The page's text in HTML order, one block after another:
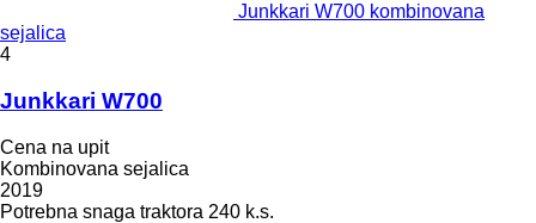
Junkkari W700 kombinovana
sejalica
4
Junkkari W700
Cena na upit
Kombinovana sejalica
2019
Potrebna snaga traktora 240 k.s.